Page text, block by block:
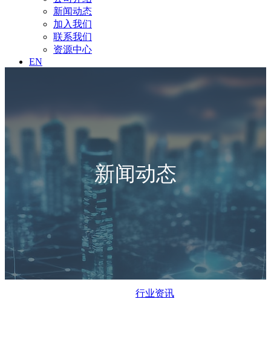
新闻动态
加入我们
联系我们
资源中心
EN
新闻动态
行业资讯